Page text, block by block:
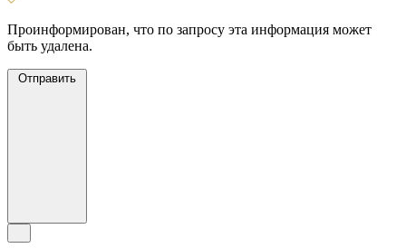
Проинформирован, что по запросу эта информация может
быть удалена.
Отправить